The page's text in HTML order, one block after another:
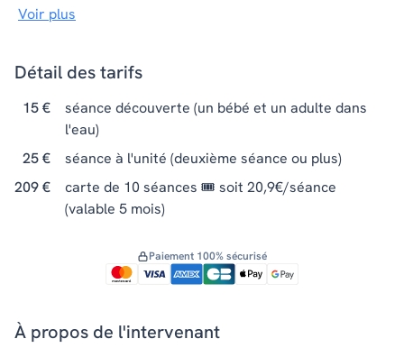
Voir plus
Détail des tarifs
15 €
séance découverte (un bébé et un adulte dans
l'eau)
25 €
séance à l'unité (deuxième séance ou plus)
209 €
carte de 10 séances 🎟️ soit 20,9€/séance
(valable 5 mois)
Paiement 100% sécurisé
À propos de l'intervenant